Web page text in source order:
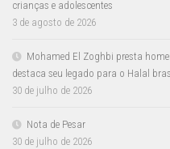
crianças e adolescentes
3 de agosto de 2026
Mohamed El Zoghbi presta
destaca seu legado para o Halal
30 de julho de 2026
Nota de Pesar
30 de julho de 2026